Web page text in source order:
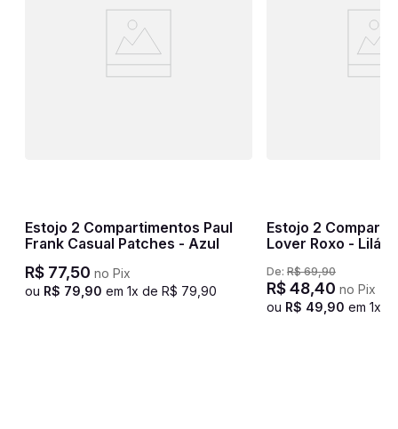
Estojo 2 Compartimentos Paul
Frank Casual Patches - Azul
R$ 77,50 no Pix
ou R$ 79 90 em 1x de R$ 79 90
Estojo 2
Lover Roxo - Lilás
De: R$ 69,90
R$48,40 no Pix
ou R$ 49 90 em 1x